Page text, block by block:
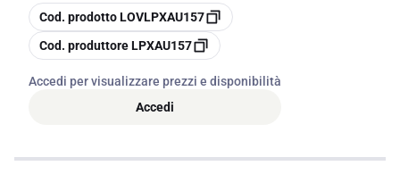
copia
Cod. prodottoLOVLPXAU157
copia
Cod. produttoreLPXAU157
Accedi per visualizzare prezzi e disponibilità
Accedi